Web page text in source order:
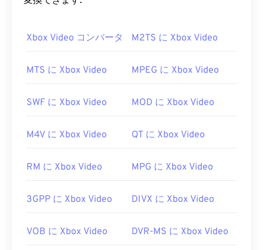
ればいいですか?
ほとんどのメディアプレーヤーはWMV（および
WMVファイルを開くのに最適なプレーヤーは
Microsoft Windows Media Player
多くの動画はWMVファイルです。VLCメディアプ
ットフォームでマルチメディアファイルを再生でき
WMVは他の動画ファイル形式への変換も簡単で
性があることに注意してください。変換が必要な場
Xbox Video コンバータ M2TS に Xbox Video
MTS に Xbox Video MPEG に Xbox Video
SWF に Xbox Video MOD に Xbox Video
M4V に Xbox Video QT に Xbox Video
RM に Xbox Video MPG に Xbox Video
3GPP に Xbox Video DIVX に Xbox Video
VOB に Xbox Video DVR-MS に Xbox Video